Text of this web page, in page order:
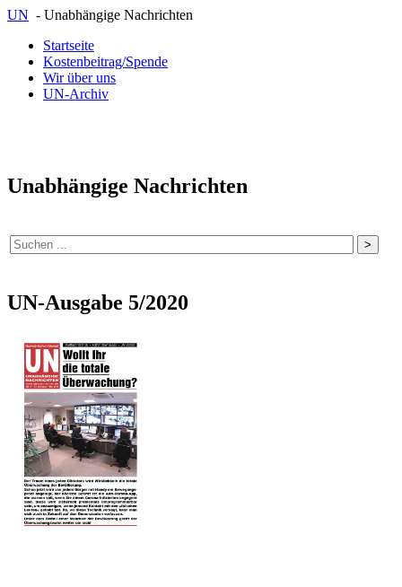
UN - Unabhängige Nachrichten
Startseite
Kostenbeitrag/Spende
Wir über uns
UN-Archiv
Unabhängige Nachrichten
UN-Ausgabe 5/2020